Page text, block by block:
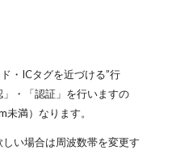
・ICタグを近づける”行
」・「認証」を行いますの
満）なります。
い場合は周波数帯を変更す